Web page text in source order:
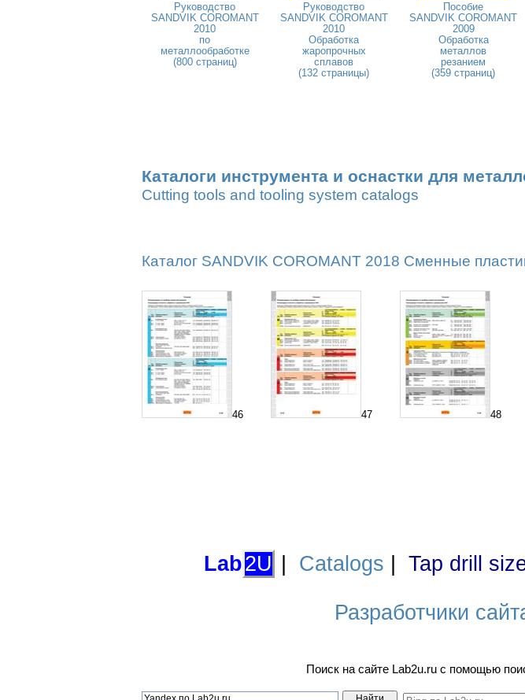
Руководство
SANDVIK COROMANT
2010
по
металлообработке
(800 страниц)
Руководство
SANDVIK COROMANT
2010
Обработка
жаропрочных
сплавов
(132 страницы)
Пособие
SANDVIK COROMANT
2009
Обработка
металлов
резанием
(359 страниц)
Каталоги инструмента и оснастки для
Cutting tools and tooling system catalogs
Каталог SANDVIK COROMANT 2018 Сменные
46 47 48
Lab2U Catalogs Tap drill
Разработчики
Поиск на сайте Lab2u.ru с помощью